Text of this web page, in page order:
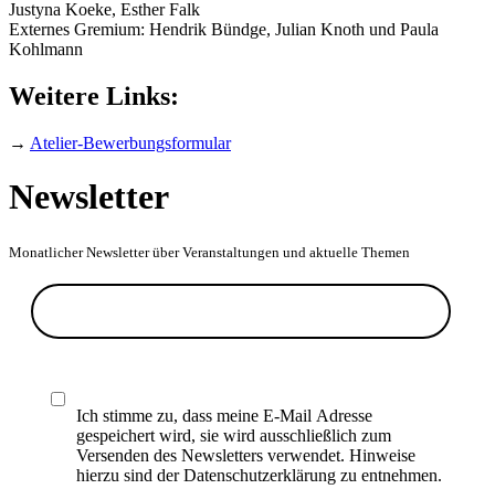
Justyna Koeke, Esther Falk
Externes Gremium: Hendrik Bündge, Julian Knoth und Paula
Kohlmann
Weitere Links:
→ Atelier-Bewerbungsformular
Newsletter
Monatlicher Newsletter über Veranstaltungen und aktuelle Themen
Ich stimme zu, dass meine E-Mail Adresse
gespeichert wird, sie wird ausschließlich zum
Versenden des Newsletters verwendet. Hinweise
hierzu sind der Datenschutzerklärung zu entnehmen.